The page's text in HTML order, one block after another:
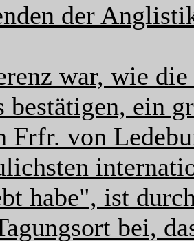
der
war, wie
bestätigen, ein
Frfr. von
habe", ist
bei,